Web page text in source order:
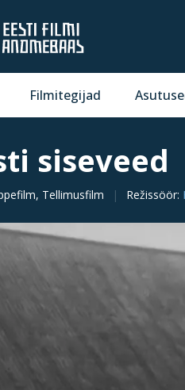
Filmitegijad
siseveed
Tellimusfilm Režissöör: